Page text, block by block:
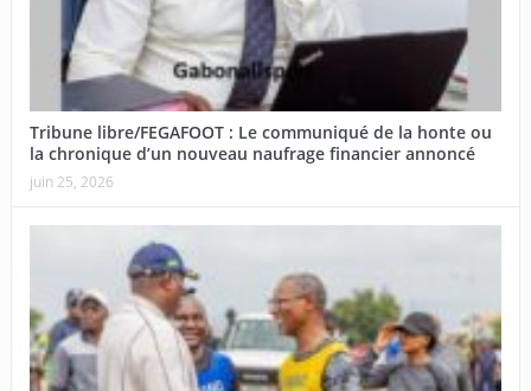
Tribune libre/FEGAFOOT : Le communiqué de la honte ou
la chronique d’un nouveau naufrage financier annoncé
juin 25, 2026